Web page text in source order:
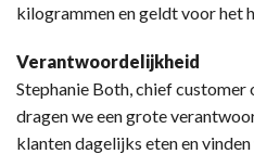
kilogrammen en geldt voor het
Verantwoordelijkheid
Stephanie Both, chief
dragen we een grote
klanten dagelijks eten en